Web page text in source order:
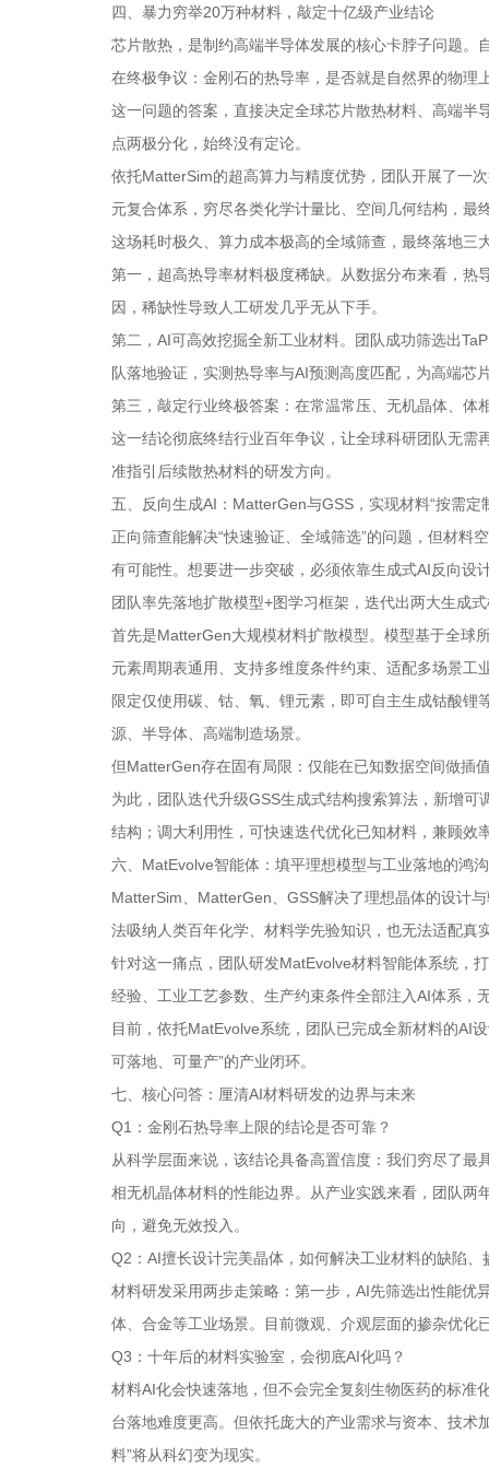
四、暴力穷举20万种材料，敲定十亿级产业结论
芯片散热，是制约高端半导体发展的核心卡脖子问题
在终极争议：金刚石的热导率，是否就是自然界的物理
这一问题的答案，直接决定全球芯片散热材料、高端
点两极分化，始终没有定论。
依托MatterSim的超高算力与精度优势，团队开展了一
元复合体系，穷尽各类化学计量比、空间几何结构，
这场耗时极久、算力成本极高的全域筛查，最终落地三
第一，超高热导率材料极度稀缺。从数据分布来看，
因，稀缺性导致人工研发几乎无从下手。
第二，AI可高效挖掘全新工业材料。团队成功筛选出
队落地验证，实测热导率与AI预测高度匹配，为高端芯
第三，敲定行业终极答案：在常温常压、无机晶体、
这一结论彻底终结行业百年争议，让全球科研团队无
准指引后续散热材料的研发方向。
五、反向生成AI：MatterGen与GSS，实现材料“按需定
正向筛查能解决“快速验证、全域筛选”的问题，但材料
有可能性。想要进一步突破，必须依靠生成式AI反向设
团队率先落地扩散模型+图学习框架，迭代出两大生成
首先是MatterGen大规模材料扩散模型。模型基于全球
元素周期表通用、支持多维度条件约束、适配多场景
限定仅使用碳、钴、氧、锂元素，即可自主生成钴酸
源、半导体、高端制造场景。
但MatterGen存在固有局限：仅能在已知数据空间做插
为此，团队迭代升级GSS生成式结构搜索算法，新增
结构；调大利用性，可快速迭代优化已知材料，兼顾效
六、MatEvolve智能体：填平理想模型与工业落地的鸿沟
MatterSim、MatterGen、GSS解决了理想晶体的设计
法吸纳人类百年化学、材料学先验知识，也无法适配
针对这一痛点，团队研发MatEvolve材料智能体系统，
经验、工业工艺参数、生产约束条件全部注入AI体系，
目前，依托MatEvolve系统，团队已完成全新材料的AI
可落地、可量产”的产业闭环。
七、核心问答：厘清AI材料研发的边界与未来
Q1：金刚石热导率上限的结论是否可靠？
从科学层面来说，该结论具备高置信度：我们穷尽了
相无机晶体材料的性能边界。从产业实践来看，团队
向，避免无效投入。
Q2：AI擅长设计完美晶体，如何解决工业材料的缺陷、
材料研发采用两步走策略：第一步，AI先筛选出性能优
体、合金等工业场景。目前微观、介观层面的掺杂优
Q3：十年后的材料实验室，会彻底AI化吗？
材料AI化会快速落地，但不会完全复刻生物医药的标准
台落地难度更高。但依托庞大的产业需求与资本、技术
料”将从科幻变为现实。